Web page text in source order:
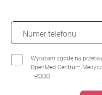
Numer telefonu
Wyrażam zgodę na
OpenMed Centrum
RODO